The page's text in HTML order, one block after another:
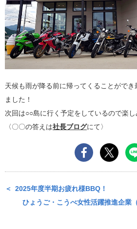
天候も雨が降る前に帰ってくることができ
ました！
次回は○○島に行く予定をしているので楽し
〈〇〇の答えは社長ブログにて〉
2025年度半期お疲れ様BBQ！
ひょうご・こうべ女性活躍推進企業